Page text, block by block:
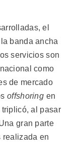
el
banda ancha
servicios son
como
de mercado
offshoring en
al pasar
gran parte
realizada en